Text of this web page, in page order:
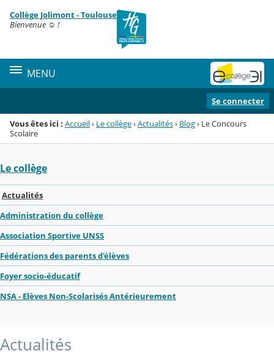
Menu de la rubrique
Contenu
Collège Jolimont - Toulouse
Bienvenue ☺ !
MENU
Se connecter
Vous êtes ici : Accueil› Le collège›Actualités› Blog› Le Concours
Scolaire
Le collège
Actualités
Administration du collège
Association Sportive UNSS
Fédérations des parents d'élèves
Foyer socio-éducatif
NSA - Elèves Non-Scolarisés Antérieurement
Actualités